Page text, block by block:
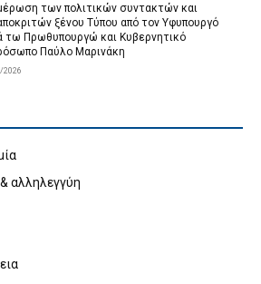
των πολιτικών συντακτών και
ξένου Τύπου από τον Υφυπουργό
τω Πρωθυπουργώ και Κυβερνητικό
Παύλο Μαρινάκη
2026
αλληλεγγύη